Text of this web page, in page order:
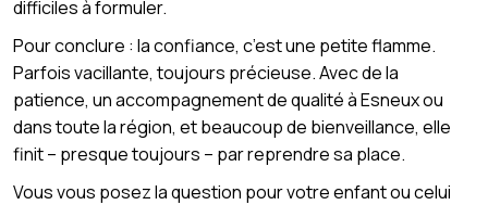
difficiles à formuler.
Pour conclure : la confiance, c’est une petite flamme.
Parfois vacillante, toujours précieuse. Avec de la
patience, un accompagnement de qualité à Esneux ou
dans toute la région, et beaucoup de bienveillance, elle
finit – presque toujours – par reprendre sa place.
Vous vous posez la question pour votre enfant ou celui